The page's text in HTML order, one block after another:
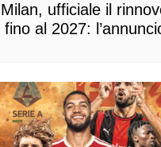
ufficiale il
al 2027: